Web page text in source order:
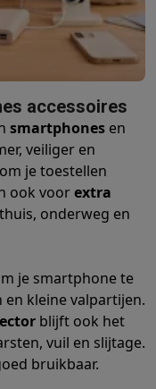
Waterfilterkannen
machines
Steelstofzuigers
Robotmaaiers
Tapijtreinigers
Actieve
dekens
Wasmachine en
kattenbak
accessoires
smartphones en
veiliger en
je toestellen
ook voorextra
onderweg en
je smartphone te
kleine valpartijen.
blijft ook het
vuil en slijtage.
bruikbaar.